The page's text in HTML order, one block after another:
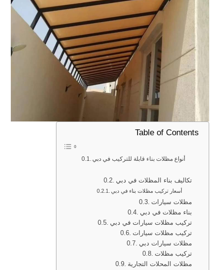
Table of Contents
أنواع مظلات بناء قابلة للتركيب في دبي
تكاليف بناء المظلات في دبي
أسعار تركيب مظلات بناء في دبي
مظلات سيارات
بناء مظلات في دبي
تركيب مظلات سيارات في دبي
تركيب مظلات سيارات
مظلات سيارات دبي
تركيب مظلات
مظلات المحلات التجارية